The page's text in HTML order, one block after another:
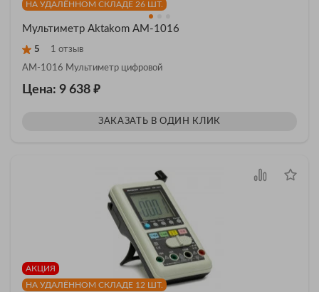
НА УДАЛЁННОМ СКЛАДЕ 26 ШТ.
Мультиметр Aktakom АМ-1016
5
1 отзыв
АМ-1016 Мультиметр цифровой
Цена: 9 638 ₽
ЗАКАЗАТЬ В ОДИН КЛИК
АКЦИЯ
НА УДАЛЁННОМ СКЛАДЕ 12 ШТ.